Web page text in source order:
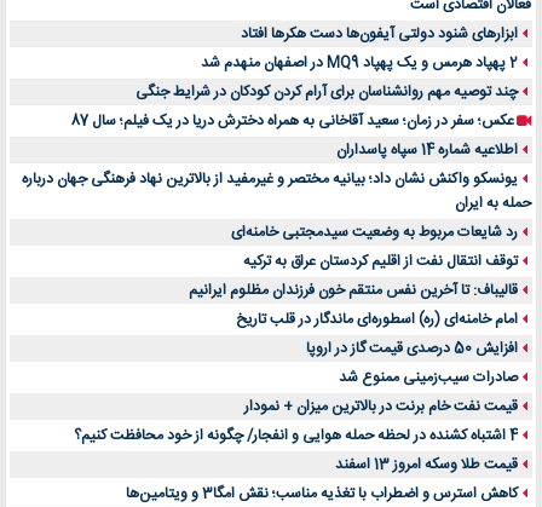
فعالان اقتصادی است
ابزارهای شنود دولتی آیفون‌ها دست هکرها افتاد
2 پهپاد هرمس و یک پهپاد MQ9 در اصفهان منهدم شد
چند توصیه مهم روانشناسان برای آرام کردن کودکان در شرایط جنگی
عکس؛ سفر در زمان؛ سعید آقاخانی به همراه دخترش دریا در یک فیلم؛ سال 87
اطلاعیه شماره 14 سپاه پاسداران
یونسکو واکنش نشان داد؛ بیانیه مختصر و غیرمفید از بالاترین نهاد فرهنگی جهان درباره
حمله به ایران
رد شایعات مربوط به وضعیت سیدمجتبی خامنه‌ای
توقف انتقال نفت از اقلیم کردستان عراق به ترکیه
قالیباف: تا آخرین نفس منتقم خون فرزندان مظلوم ایرانیم
امام خامنه‌ای (ره) اسطوره‌ای ماندگار در قلب تاریخ
افزایش 50 درصدی قیمت گاز در اروپا
صادرات سیب‌زمینی ممنوع شد
قیمت نفت خام برنت در بالاترین میزان + نمودار
4 اشتباه کشنده در لحظه حمله هوایی و انفجار/ چگونه از خود محافظت کنیم؟
قیمت طلا وسکه امروز 13 اسفند
کاهش استرس و اضطراب با تغذیه مناسب؛ نقش امگا3 و ویتامین‌ها